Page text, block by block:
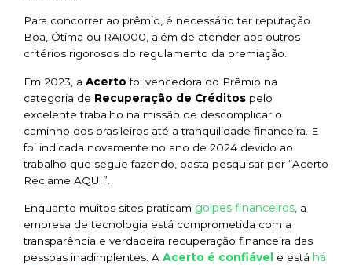
Para concorrer ao prêmio, é necessário ter reputação
Boa, Ótima ou RA1000, além de atender aos outros
critérios rigorosos do regulamento da premiação.
Em 2023, a Acertofoi vencedora do Prêmio na
categoria de Recuperação de Créditos pelo
excelente trabalho na missão de descomplicar o
caminho dos brasileiros até a tranquilidade financeira. E
foi indicada novamente no ano de 2024 devido ao
trabalho que segue fazendo, basta pesquisar por “Acerto
Reclame AQUI”.
Enquanto muitos sites praticam golpes financeiros , a
empresa de tecnologia está comprometida com a
transparência e verdadeira recuperação financeira das
pessoas inadimplentes. A Acerto é confiável e está há